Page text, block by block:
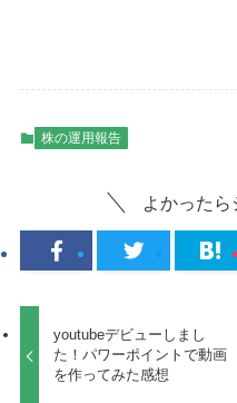
株の運用報告
よかったら
youtubeデビューしまし
た！パワーポイントで動画
を作ってみた感想